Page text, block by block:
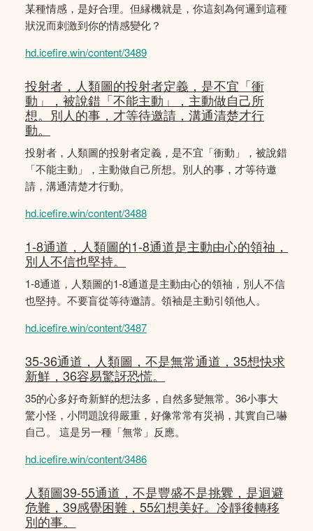
某種情感，是好合理。但縁機就是，你這刻為何邏到這種
狀況而刺激到你的情感變化？
hd.icefire.win/content/3489
投射者，人類圖的投射者定義，是不宜「衝
動」，被說錯「不能主動」，主動做自己所
想。別人的事，才等待邀請，溝通清楚才行
動。
投射者，人類圖的投射者定義，是不宜「衝動」，被說錯
「不能主動」，主動做自己所想。別人的事，才等待邀
請，溝通清楚才行動。
hd.icefire.win/content/3488
1-8通道，人類圖的1-8通道是主動由心的領䄂，
別人不信也堅持。
1-8通道，人類圖的1-8通道是主動由心的領䄂，別人不信
也堅持。不要盲從等待邀請。領袖是主動引領他人。
hd.icefire.win/content/3487
35-36通道，人類圖，不是無常通道，35想快求
新鮮，36容易驚訝恐慌。
35的心多好奇新鮮的想法多，自然多變無常。36小事大
驚小怪，小問題說得嚴重，好像常常有災禍，其實自己嚇
自己。 這是另一種「無常」反應。
hd.icefire.win/content/3486
人類圖39-55通道，不是豐盛不是挑釁，是迴避
危難，39感覺困難，55幻想美好。冷靜後轉移
別的事。